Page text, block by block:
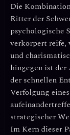
Die
Ritter der
psychologische
verkörpert reife,
und
hingegen ist
der schnellen
Verfolgung
strategischer
Im Kern dieser